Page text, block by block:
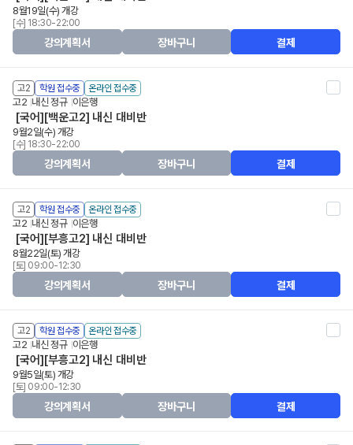
8월19일(수) 개강
[수] 18:30-22:00
강의계획서 장바구니 결제
고2 학원 접수중 온라인 접수중
고2 내신 정규 이은행
[국어][백운고2] 내신 대비반
9월2일(수) 개강
[수] 18:30-22:00
강의계획서 장바구니 결제
고2 학원 접수중 온라인 접수중
고2 내신 정규 이은행
[국어][부흥고2] 내신 대비반
8월22일(토) 개강
[토] 09:00-12:30
강의계획서 장바구니 결제
고2 학원 접수중 온라인 접수중
고2 내신 정규 이은행
[국어][부흥고2] 내신 대비반
9월5일(토) 개강
[토] 09:00-12:30
강의계획서 장바구니 결제